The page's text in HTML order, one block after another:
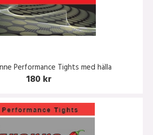
Performance Tights med hälla
180 kr